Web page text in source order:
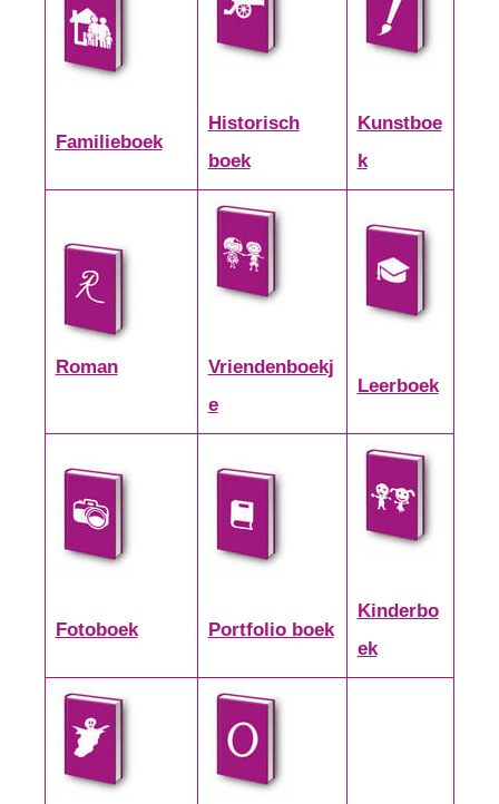
Familieboek
Historisch
boek
Kunstboe
k
Roman
Vriendenboekj
e
Leerboek
Fotoboek Portfolio boek
Kinderbo
ek